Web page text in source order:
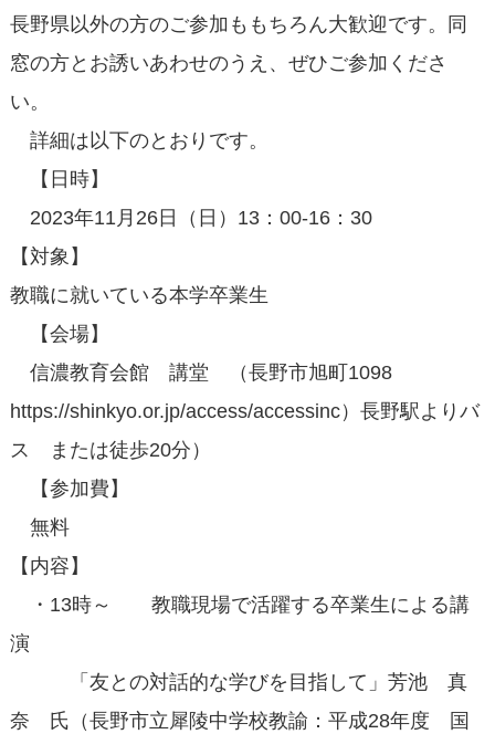
長野県以外の方のご参加ももちろん大歓迎です。同
窓の方とお誘いあわせのうえ、ぜひご参加くださ
い。
詳細は以下のとおりです。
【日時】
2023年11月26日（日）13：00-16：30
【対象】
教職に就いている本学卒業生
【会場】
信濃教育会館 講堂 （長野市旭町1098
https://shinkyo.or.jp/access/accessinc）長野駅よりバ
ス または徒歩20分）
【参加費】
無料
【内容】
・13時～ 教職現場で活躍する卒業生による講
演
「友との対話的な学びを目指して」芳池 真
奈 氏（長野市立犀陵中学校教諭：平成28年度 国